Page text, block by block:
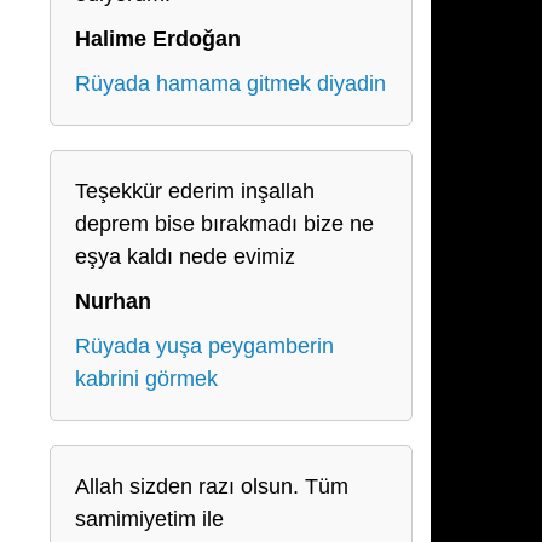
Halime Erdoğan
Rüyada hamama gitmek diyadin
Teşekkür ederim inşallah
deprem bise bırakmadı bize ne
eşya kaldı nede evimiz
Nurhan
Rüyada yuşa peygamberin
kabrini görmek
Allah sizden razı olsun. Tüm
samimiyetim ile